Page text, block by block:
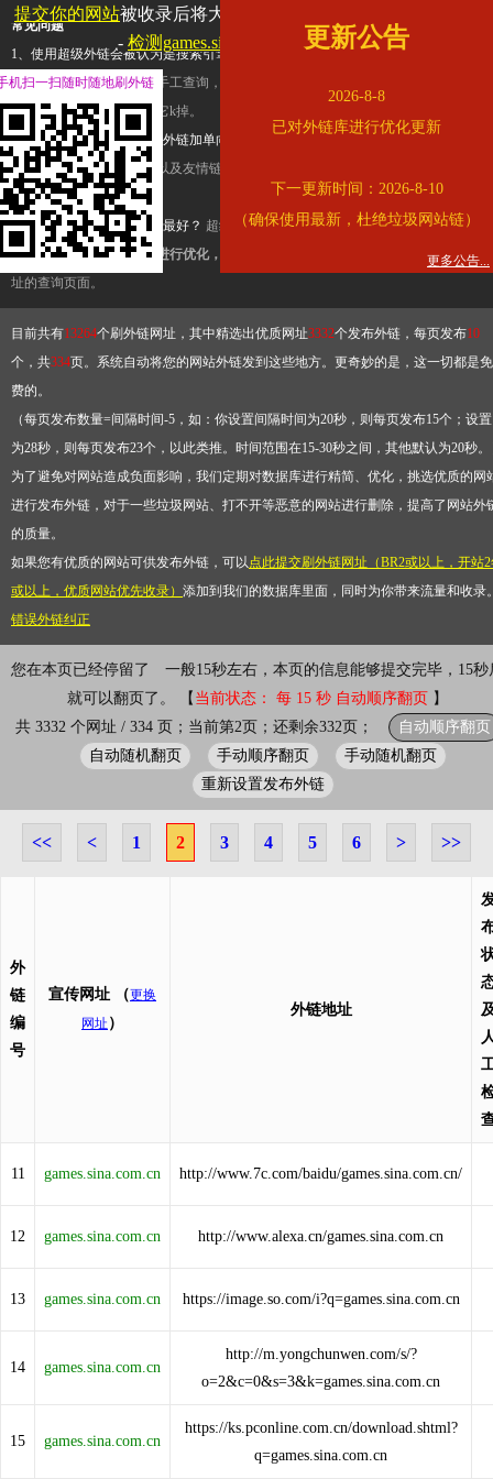
常见问题
1、使用超级外链会被认为是搜索引擎优化作弊吗？ 超级外链只是一个简便而集成
查询工具，模拟的是正常手工查询，不是作弊。如果是作弊，那您可以使用超级外
推广竞争对手的网址，让它k掉。
2、网站优化单纯依靠超级外链加单向链接可行吗？
链，需要结合普通的外链以及友情链接，您可以到站长论坛发布外链，到友情链接
台交换友情链接。
3、如何使用超级外链效果最好？ 超级外链不同于普通的外链，它是动态的链接，
有频繁使用超级外链工具进行优化，才能获得稳定的外链
，最终使搜索引擎收录带
址的查询页面。
目前共有13264个刷外链网址，其中精选出优质网址3332个发布外链，每页发布10
个，共334页。系统自动将您的网站外链发到这些地方。更奇妙的是，这一切都是免
费的。
（每页发布数量=间隔时间-5，如：你设置间隔时间为20秒，则每页发布15个；设置
为28秒，则每页发布23个，以此类推。时间范围在15-30秒之间，其他默认为20秒
为了避免对网站造成负面影响，我们定期对数据库进行精简、优化，挑选优质的网
进行发布外链，对于一些垃圾网站、打不开等恶意的网站进行删除，提高了网站外
的质量。
如果您有优质的网站可供发布外链，可以点此提交刷外链网址（BR2或以上，开站
或以上，优质网站优先收录） 添加到我们的数据库里面，同时为你带来流量和收录
错误外链纠正
您在本页已经停留了
一般15秒左右，本页的信息能够提交完毕，15秒
就可以翻页了。 【 当前状态： 每 15 秒 自动顺序翻页 】
共 3332 个网址 / 334 页；当前第2页；还剩余332页；
自动顺序翻页
自动随机翻页
手动顺序翻页
手动随机翻页
重新设置发布外链
<< < 1 2 3 4 5 6 > >>
外
链
编
号
宣传网址 （更换
网址 ）
外链地址
11 games.sina.com.cn http://www.7c.com/baidu/games.sina.com.cn/
12 games.sina.com.cn http://www.alexa.cn/games.sina.com.cn
13 games.sina.com.cn https://image.so.com/i?q=games.sina.com.cn
14 games.sina.com.cn
http://m.yongchunwen.com/s/?
o=2&c=0&s=3&k=games.sina.com.cn
15 games.sina.com.cn
https://ks.pconline.com.cn/download.shtml?
q=games.sina.com.cn
提交你的网站被收录后将大幅提升流量和外链，
- 检测games.sina.com.cn是否收录
更新公告
2026-8-8
已对外链库进行优化更新
下一更新时间：2026-8-10
（确保使用最新，杜绝垃圾网站链）
更多公告...
机扫一扫随时随地刷外链